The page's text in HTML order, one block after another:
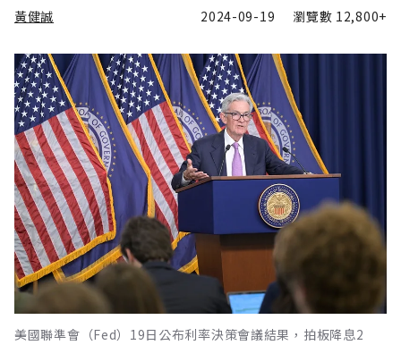
黃健誠 2024-09-19 瀏覽數 12,800+
美國聯準會（Fed）19日公布利率決策會議結果，拍板降息2